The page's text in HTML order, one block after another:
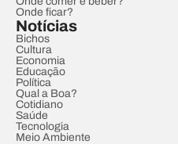
Onde ficar?
Notícias
Bichos
Cultura
Economia
Educação
Política
Qual a Boa?
Cotidiano
Saúde
Tecnologia
Meio Ambiente